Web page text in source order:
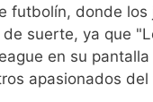
futbolín, donde los
suerte, ya que
en su
apasionados